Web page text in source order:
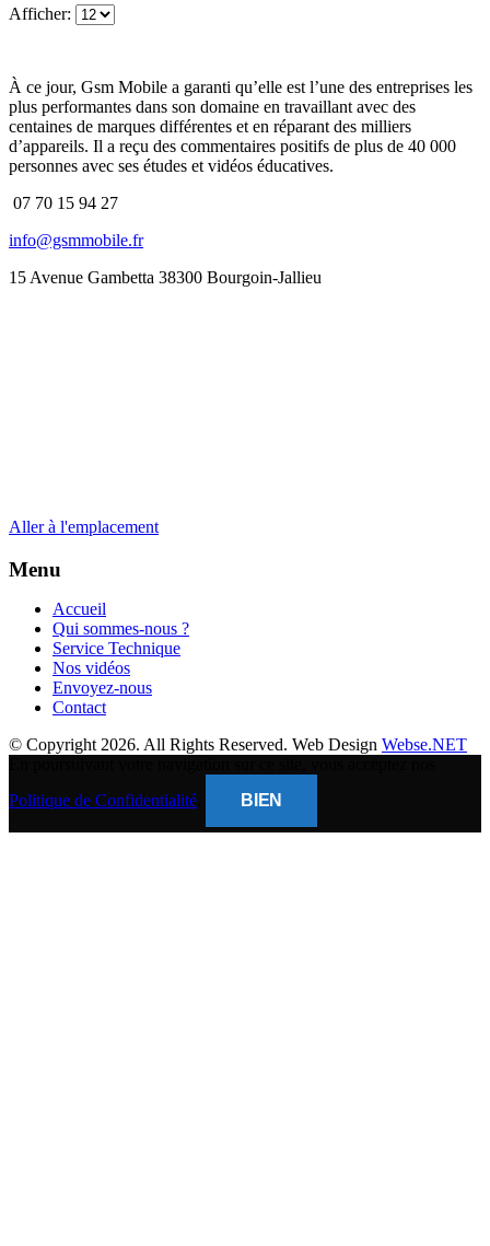
Afficher:
À ce jour, Gsm Mobile a garanti qu’elle est l’une des entreprises les
plus performantes dans son domaine en travaillant avec des
centaines de marques différentes et en réparant des milliers
d’appareils. Il a reçu des commentaires positifs de plus de 40 000
personnes avec ses études et vidéos éducatives.
07 70 15 94 27
info@gsmmobile.fr
15 Avenue Gambetta 38300 Bourgoin-Jallieu
Aller à l'emplacement
Menu
Accueil
Qui sommes-nous ?
Service Technique
Nos vidéos
Envoyez-nous
Contact
© Copyright 2026. All Rights Reserved. Web Design Webse.NET
Politique de Confidentialité
BIEN